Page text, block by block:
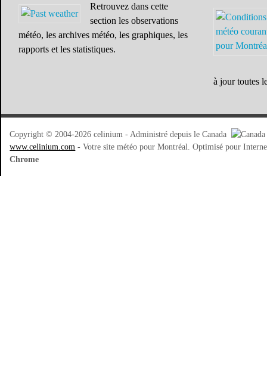
Retrouvez dans cette
section les observations
météo, les archives météo, les graphiques, les
rapports et les statistiques.
à jour toutes
Copyright © 2004-2026 celinium - Administré depuis le Canada
www.celinium.com - Votre site météo pour Montréal. Optimisé pour
Chrome